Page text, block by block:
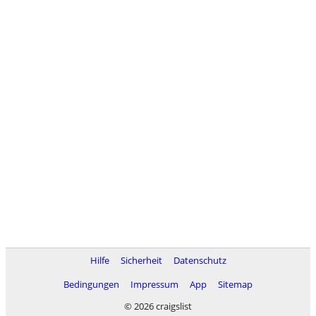
Hilfe Sicherheit
Datenschutz
Bedingungen
Impressum App
Sitemap
© 2026 craigslist